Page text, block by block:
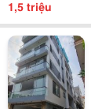
1,5 triệu